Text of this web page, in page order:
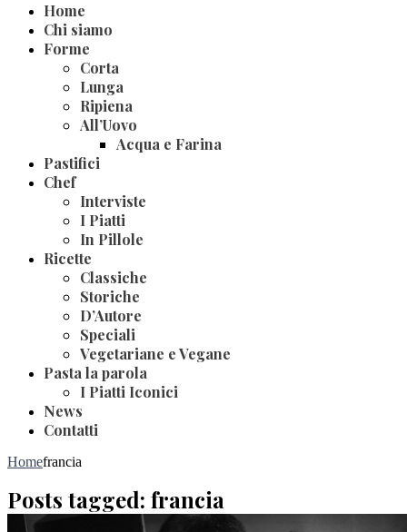
Home
Chi siamo
Forme
Corta
Lunga
Ripiena
All’Uovo
Acqua e Farina
Pastifici
Chef
Interviste
I Piatti
In Pillole
Ricette
Classiche
Storiche
D’Autore
Speciali
Vegetariane e Vegane
Pasta la parola
I Piatti Iconici
News
Contatti
Homefrancia
Posts tagged: francia